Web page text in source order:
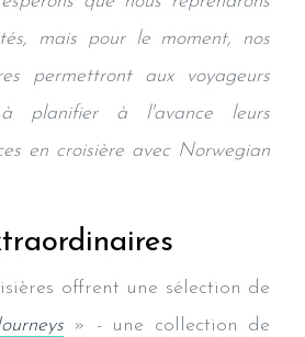
mais pour le moment, nos
permettront aux voyageurs
planifier à l'avance leurs
en croisière avec Norwegian
offrent une sélection de
» - une collection de